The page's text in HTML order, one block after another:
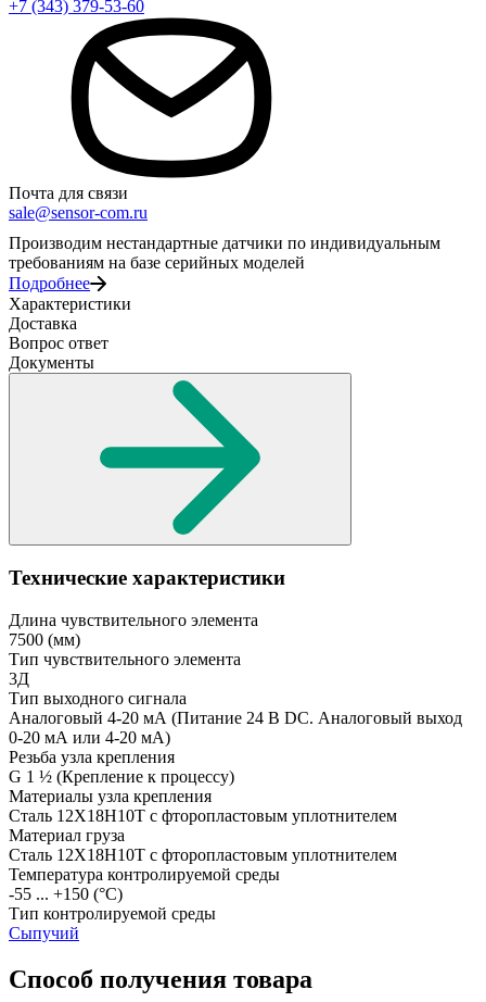
+7 (343) 379-53-60
Почта для связи
sale@sensor-com.ru
Производим нестандартные датчики по индивидуальным
требованиям на базе серийных моделей
Подробнее
Характеристики
Доставка
Вопрос ответ
Документы
Технические характеристики
Длина чувствительного элемента
7500 (мм)
Тип чувствительного элемента
3Д
Тип выходного сигнала
Аналоговый 4-20 мА (Питание 24 В DC. Аналоговый выход
0-20 мА или 4-20 мА)
Резьба узла крепления
G 1 ½ (Крепление к процессу)
Материалы узла крепления
Сталь 12Х18Н10Т с фторопластовым уплотнителем
Материал груза
Сталь 12Х18Н10Т с фторопластовым уплотнителем
Температура контролируемой среды
-55 ... +150 (°С)
Тип контролируемой среды
Сыпучий
Способ получения товара